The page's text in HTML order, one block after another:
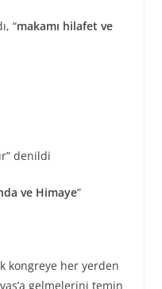
“makamı hilafet ve
denildi
ve Himaye”
kongreye her yerden
gelmelerini temin